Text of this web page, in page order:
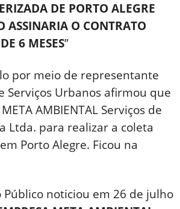
DE PORTO ALEGRE
ASSINARIA O CONTRATO
6 MESES”
por meio de representante
Serviços Urbanos afirmou que
AMBIENTAL Serviços de
Ltda. para realizar a coleta
Porto Alegre. Ficou na
Público noticiou em 26 de julho